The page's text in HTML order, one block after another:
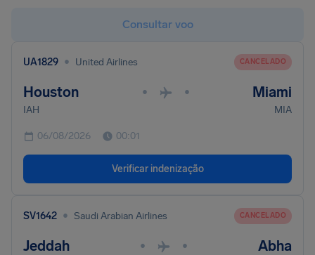
Consultar voo
UA1829 • United Airlines CANCELADO
Houston • • Miami
IAH MIA
06/08/2026 00:01
Verificar indenização
SV1642 • Saudi Arabian Airlines CANCELADO
Jeddah • • Abha